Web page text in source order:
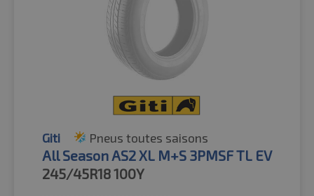
Giti Pneus toutes saisons
All Season AS2 XL M+S 3PMSF TL EV
245/45R18100Y